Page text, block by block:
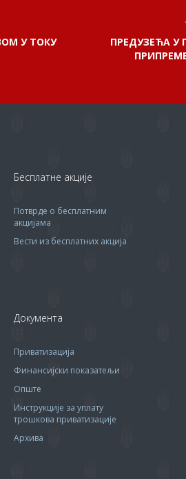
У ТОКУ
ПРЕДУЗЕЋА У
Бесплатне акције
Потврде о бесплатним
акцијама
Вести из бесплатних акција
Документа
Приватизација
Финансијски показатељи
Опште
Инструкције за уплату
трошкова приватизације
Архива